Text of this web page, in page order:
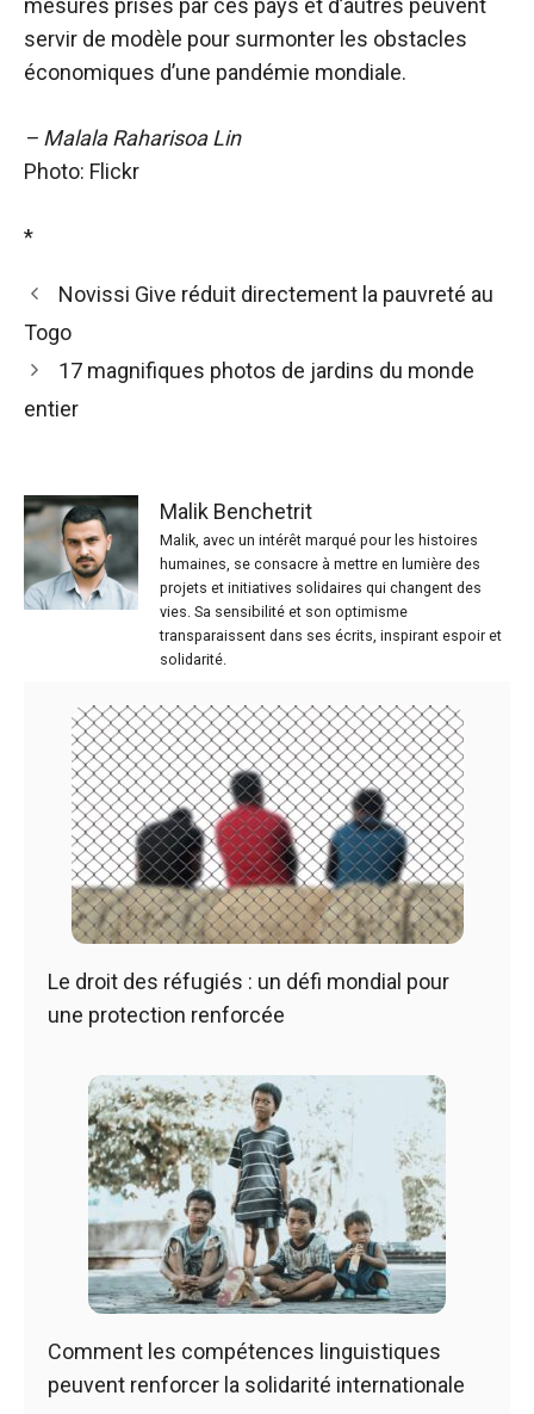
servir de modèle pour surmonter les obstacles
économiques d’une pandémie mondiale.
– Malala Raharisoa Lin
Photo: Flickr
*
Novissi Give réduit directement la pauvreté au
Togo
17 magnifiques photos de jardins du monde
entier
Malik Benchetrit
Malik, avec un intérêt marqué pour les histoires
humaines, se consacre à mettre en lumière des
projets et initiatives solidaires qui changent des
vies. Sa sensibilité et son optimisme
transparaissent dans ses écrits, inspirant espoir et
solidarité.
Le droit des réfugiés : un défi mondial pour
une protection renforcée
Comment les compétences linguistiques
peuvent renforcer la solidarité internationale